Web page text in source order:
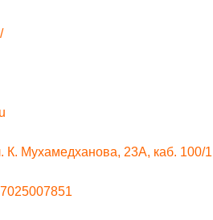
К. Мухамедханова, 23А, каб. 100/1